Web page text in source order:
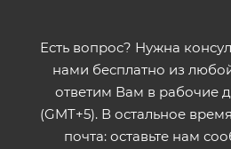
Есть вопрос? Нужна
нами бесплатно из
ответим Вам в рабочие
(GMT+5). В остальное
почта: оставьте нам